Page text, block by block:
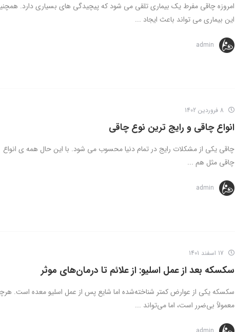
امروزه چاقی مفرط یک بیماری تلقی می شود که پیچیدگی های بسیاری دارد.
این بیماری می تواند باعث ایجاد ...
admin
انواع چاقی و رایج ترین نوع چاقی
چاقی یکی از مشکلات رایج در تمام دنیا محسوب می شود. با این حال همه ی انواع
چاقی مثل هم ...
admin
سکسکه بعد از عمل اسلیو: از علائم تا درمان‌های موثر
سکسکه یکی از عوارض کمتر شناخته‌شده اما شایع پس از عمل اسلیو معده است.
معمولاً بی‌ضرر است، اما می‌تواند ...